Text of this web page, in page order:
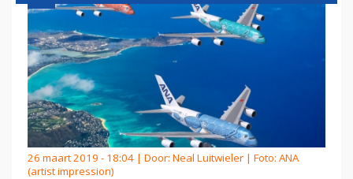
26 maart 2019 - 18:04 | Door: Neal Luitwieler | Foto: ANA
(artist impression)